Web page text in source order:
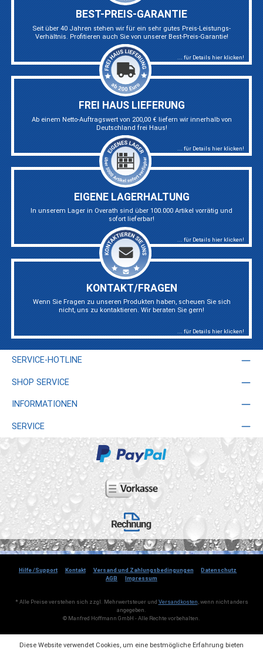
BEST-PREIS-GARANTIE
Seit über 40 Jahren stehen wir für ein sehr gutes Preis-Leistungs-
Verhältnis. Profitieren auch Sie von unserer Best-Preis-Garantie!
... für Details hier klicken!
FREI HAUS LIEFERUNG
Ab einem Netto-Auftragswert von 200,00 € liefern wir innerhalb von
Deutschland frei Haus!
... für Details hier klicken!
EIGENE LAGERHALTUNG
In unserem Lager in Overath sind über 100.000 Artikel vorrätig und
sofort lieferbar!
... für Details hier klicken!
KONTAKT/FRAGEN
Wenn Sie Fragen zu unseren Produkten haben, scheuen Sie sich
nicht, uns zu kontaktieren. Wir beraten Sie gern!
... für Details hier klicken!
SERVICE-HOTLINE
SHOP SERVICE
INFORMATIONEN
SERVICE
Hilfe /Support Kontakt Versand und Zahlungsbedingungen
Datenschutz
AGB
Impressum
* Alle Preise verstehen sich zzgl. Mehrwertsteuer und Versandkosten , wenn nicht anders
angegeben.
© Manfred Hoffmann GmbH - Alle Rechte vorbehalten.
Diese Website verwendet Cookies, um eine bestmögliche Erfahrung bieten